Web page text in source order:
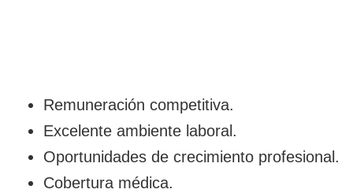
Remuneración competitiva.
Excelente ambiente laboral.
Oportunidades de crecimiento profesional.
Cobertura médica.